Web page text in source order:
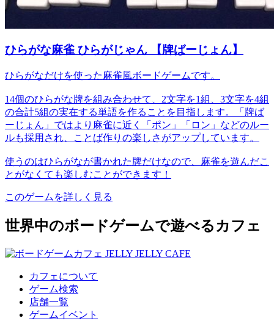
ひらがな麻雀 ひらがじゃん 【牌ばーじょん】
ひらがなだけを使った麻雀風ボードゲームです。
14個のひらがな牌を組み合わせて、2文字を1組、3文字を4組
の合計5組の実在する単語を作ることを目指します。「牌ば
ーじょん」ではより麻雀に近く「ポン」「ロン」などのルー
ルも採用され、ことば作りの楽しさがアップしています。
使うのはひらがなが書かれた牌だけなので、麻雀を遊んだこ
とがなくても楽しむことができます！
このゲームを詳しく見る
世界中のボードゲームで遊べるカフェ
カフェについて
ゲーム検索
店舗一覧
ゲームイベント